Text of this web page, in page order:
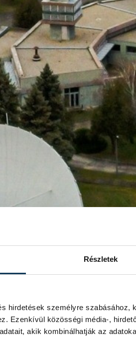
Részletek
hirdetések személyre
Ezenkívül közösségi média-,
akik kombinálhatják az